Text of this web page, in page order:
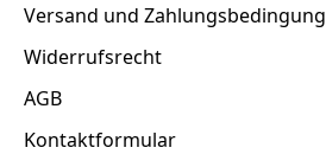
Versand und
Widerrufsrecht
AGB
Kontaktformular